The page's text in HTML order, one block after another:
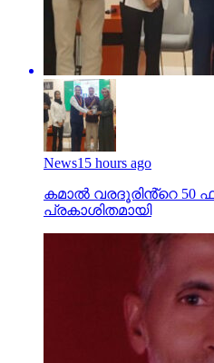
News15 hours ago
കമാൽ വരദൂരിൻ്റെ
പ്രകാശിതമായി